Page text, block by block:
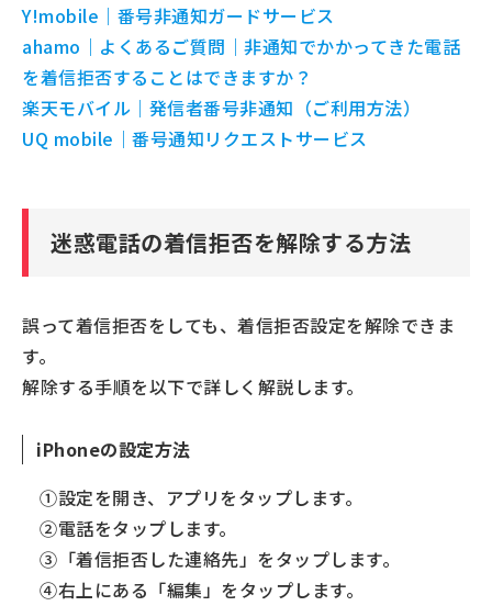
Y!mobile｜番号非通知ガードサービス
ahamo｜よくあるご質問｜非通知でかかってきた電話
を着信拒否することはできますか？
楽天モバイル｜発信者番号非通知（ご利用方法）
UQ mobile｜番号通知リクエストサービス
迷惑電話の着信拒否を解除する方法
誤って着信拒否をしても、着信拒否設定を解除できま
す。
解除する手順を以下で詳しく解説します。
iPhoneの設定方法
①設定を開き、アプリをタップします。
②電話をタップします。
③「着信拒否した連絡先」をタップします。
④右上にある「編集」をタップします。